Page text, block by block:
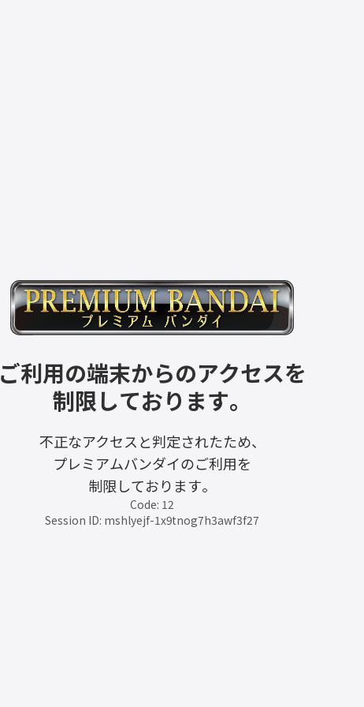
ご利用の端末からのアクセスを
制限しております。
不正なアクセスと判定されたため、
プレミアムバンダイのご利用を
制限しております。
Code: 12
Session ID: mshlyejf-1x9tnog7h3awf3f27